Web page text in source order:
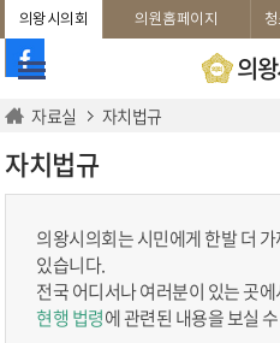
본문바로가기
의왕시의회 의원홈페이지
의
자료실 자치법규
자치법규
의왕시의회는 시민에게 한발 더
있습니다.
전국 어디서나 여러분이 있는 곳
현행 법령에 관련된 내용을 보실